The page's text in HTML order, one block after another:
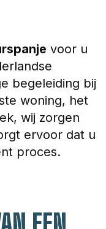
voor u
begeleiding bij
woning, het
wij zorgen
ervoor dat u
proces.